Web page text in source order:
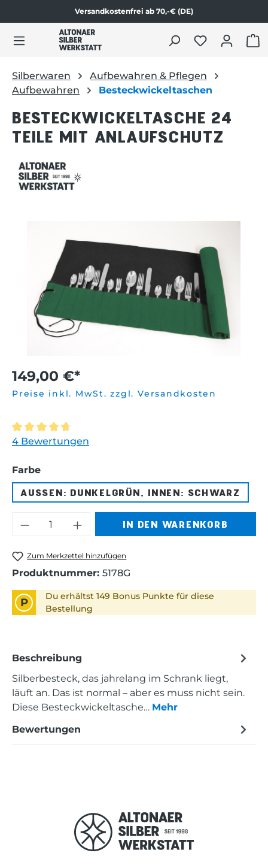
Zum Produktinhalt springen
Versandkostenfrei ab 70,-€ (DE)
Silberwaren
Aufbewahren & Pflegen
Aufbewahren
Besteckwickeltaschen
BESTECKWICKELTASCHE 24
TEILE MIT ANLAUFSCHUTZ
149,00 €*
Preise inkl. MwSt. zzgl. Versandkosten
Durchschnittliche Bewertung von 4.6 von 5 Sternen
4 Bewertungen
Farbeauswählen
AUSSEN: DUNKELGRÜN, INNEN: SCHWARZ
Produkt Anzahl: Gib den
IN DEN WARENKORB
Zum Merkzettel hinzufügen
Produktnummer: 5178G
P
Du erhältst 149 Bonus Punkte für diese
Bestellung
Beschreibung
Silberbesteck, das jahrelang im Schrank liegt,
läuft an. Das ist normal – aber es muss nicht sein.
Diese Besteckwickeltasche… Mehr
Bewertungen